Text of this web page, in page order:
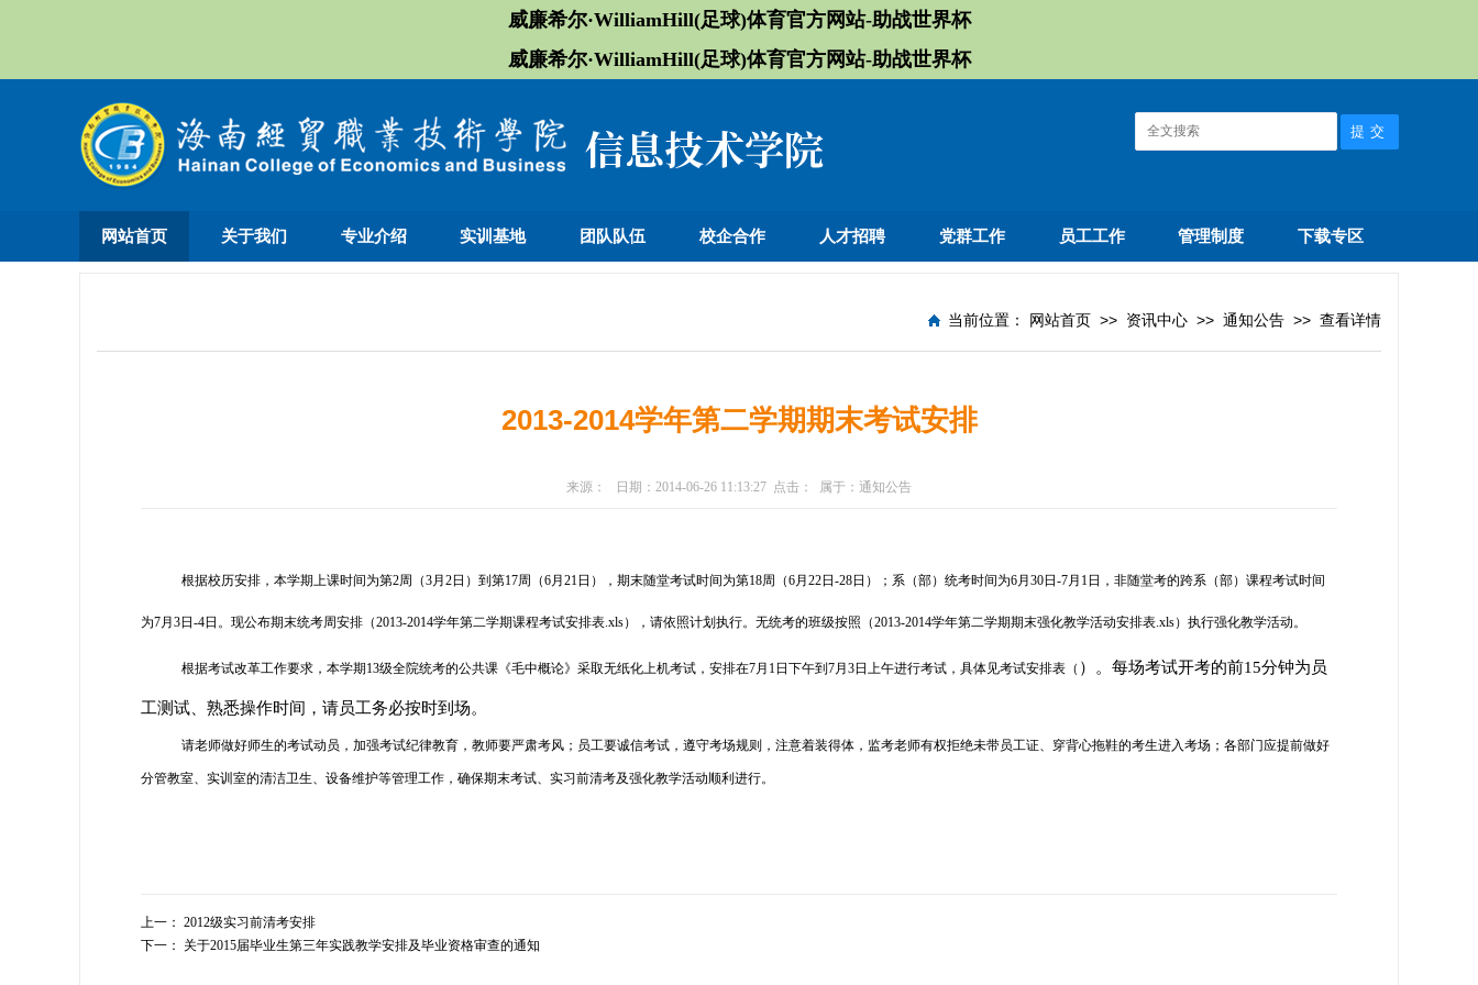
威廉希尔·WilliamHill(足球)体育官方网站-助战世界杯
威廉希尔·WilliamHill(足球)体育官方网站-助战世界杯
网站首页 关于我们 专业介绍 实训基地 团队队伍 校企合作 人才招聘 党群工作 员工工作 管理制度 下载专区
当前位置： 网站首页 >> 资讯中心 >> 通知公告 >> 查看详情
2013-2014学年第二学期期末考试安排
来源： 日期： 2014-06-26 11:13:27 点击： 属于： 通知公告
根据校历安排，本学期上课时间为第2周（3月2日 ）到第17周（6月21日 ），期末随堂考试时间为第18周（6月22日-28日）；系（部）统考时间为6月30日-7月1日，非随堂考的跨系（部）课程考试时间
为7月3日-4日。现公布期末统考周安排（2013-2014学年第二学期课程考试安排表.xls）， 请依照计划执行。无统考的班级按照（2013-2014学年第二学期期末强化教学活动安排表.xls）执行强化教学活动。
根据考试改革工作要求，本学期13级全院统考的公共课《毛中概论》采取无纸化上机考试，安排在7月 1日下午到7月3日上午进行考试，具体见考试安排表（ ）。每场考试开考的前15分钟为员
工测试、熟悉操作时间，请员工务必按时到场。
请老师做好师生的考试动员，加强考试纪律教育，教师要严肃考风；员工要诚信考试，遵守考场规则，注意着装得体，监考老师有权拒绝未带员工证、穿背心拖鞋的考生进入考场；各部门应提前做好
分管教室、实训室的清洁卫生、设备维护等管理工作，确保期末考试、实习前清考及强化教学活动顺利进行。
上一： 2012级实习前清考安排
下一：
关于2015届毕业生第三年实践教学安排及毕业资格审查的通知